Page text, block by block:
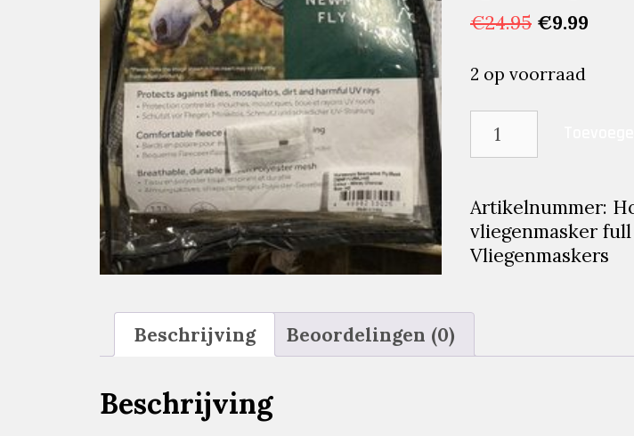
€24.95
was:
€9.99
2 op voorraad
Horseware
vliegenmasker
aantal
Artikelnummer:
vliegenmasker full
Vliegenmaskers
Beschrijving Beoordelingen (0)
Beschrijving